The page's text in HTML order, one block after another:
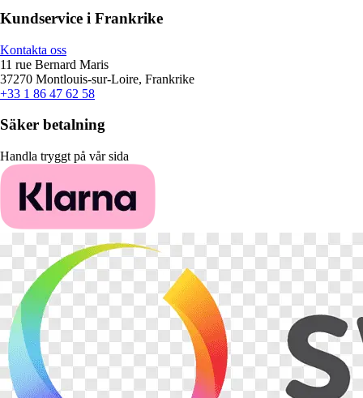
Kundservice i Frankrike
Kontakta oss
11 rue Bernard Maris
37270 Montlouis-sur-Loire, Frankrike
+33 1 86 47 62 58
Säker betalning
Handla tryggt på vår sida